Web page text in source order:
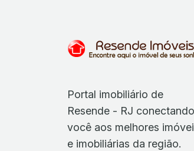
Portal imobiliário de
Resende - RJ conectando
você aos melhores
e imobiliárias da região.